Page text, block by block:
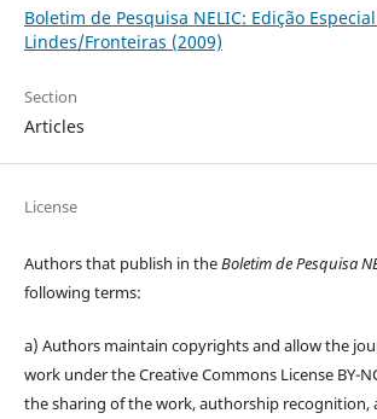
Boletim de Pesquisa NELIC: Edição
Lindes/Fronteiras (2009)
Section
Articles
License
Authors that publish in theBoletim de Pesquisa
following terms:
a) Authors maintain copyrights and allow the
work under the Creative Commons License BY-
the sharing of the work, authorship recognition,